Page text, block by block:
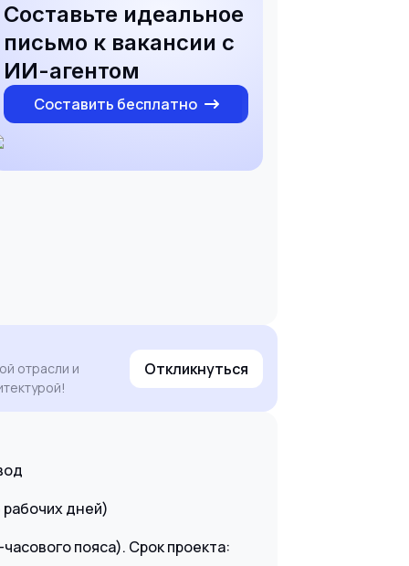
Составьте идеальное
письмо к вакансии с
ИИ-агентом
Составить бесплатно
отрасли и
Откликнуться
рабочих дней)
пояса). Срок проекта: